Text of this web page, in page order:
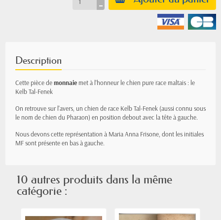
Description
Cette pièce demonnaie met à l'honneur le chien pure race maltais : le
Kelb Tal-Fenek
On retrouve sur l'avers, un chien de race Kelb Tal-Fenek (aussi connu sous
le nom de chien du Pharaon) en position debout avec la tête à gauche.
Nous devons cette représentation à Maria Anna Frisone, dont les initiales
MF sont présente en bas à gauche.
10 autres produits dans la même
catégorie :